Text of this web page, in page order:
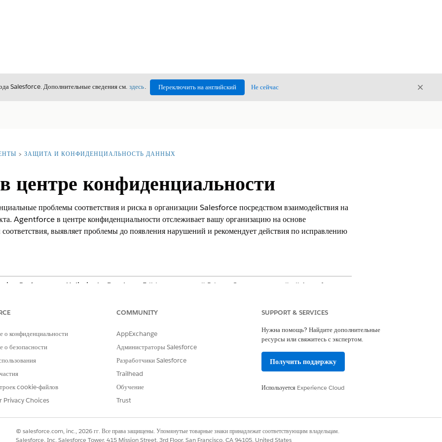
Salesforce. Дополнительные сведения см. здесь. Переключить на английский Не сейчас
ЗАЩИТА И КОНФИДЕНЦИАЛЬНОСТЬ ДАННЫХ
центре конфиденциальности
проблемы соответствия и риска в организации Salesforce посредством взаимодействия на
Agentforce в центре конфиденциальности отслеживает вашу организацию на основе
выявляет проблемы до появления нарушений и рекомендует действия по исправлению
Performance Unlimited Developer
Edition с лицензией Privacy Center и надстройкой Agentforce.
в центре
Управление агентом конфиденциальности
центре конфиденциальности и
Просмотр агента конфиденциальности
объединяет механизм политики центра конфиденциальности с Agentforce AI, чтобы
в конфиденциальности, безопасности и управлении данными. Функция содержит предварительно
конфиденциальности
о конфиденциальности
о безопасности
cookie-файлов
Privacy Choices
COMMUNITY
AppExchange
Администраторы Salesforce
Разработчики Salesforce
Trailhead
Обучение
Trust
SUPPORT & SERVICES
Нужна помощь? Найдите дополнительные
ресурсы или свяжитесь с экспертом.
Получить поддержку
Используется Experience Cloud
© salesforce.com, inc., 2026 гг. Все права защищены. Упомянутые товарные знаки принадлежат соответствующим владельцам.
Salesforce, Inc. Salesforce Tower, 415 Mission Street, 3rd Floor, San Francisco, CA 94105, United States